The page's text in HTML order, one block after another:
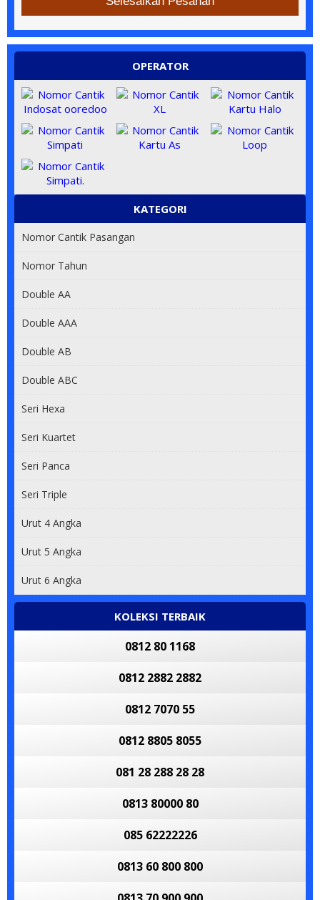
OPERATOR
KATEGORI
Nomor Cantik Pasangan
Nomor Tahun
Double AA
Double AAA
Double AB
Double ABC
Seri Hexa
Seri Kuartet
Seri Panca
Seri Triple
Urut 4 Angka
Urut 5 Angka
Urut 6 Angka
KOLEKSI TERBAIK
0812 80 1168
0812 2882 2882
0812 7070 55
0812 8805 8055
081 28 288 28 28
0813 80000 80
085 62222226
0813 60 800 800